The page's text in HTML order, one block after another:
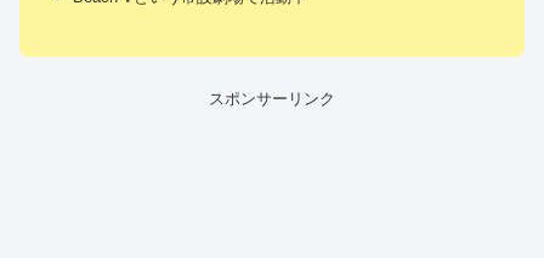
スポンサーリンク